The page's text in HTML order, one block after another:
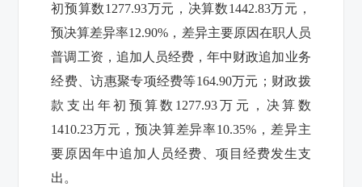
初预算数1277.93万元，决算数1442.83万元，
预决算差异率12.90% ，差异主要原因在职人员
普调工资，追加人员经费，年中财政追加业务
经费、访惠聚专项经费等164.90万元；财政拨
款支出年初预算数 1277.93万元，决算数
1410.23万元，预决算差异率10.35% ，差异主
要原因年中追加人员经费、项目经费发生支
出。